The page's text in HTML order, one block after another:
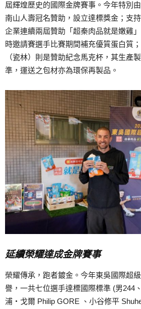
屆輝煌歷史的國際金牌賽事。今年特別
南山人壽冠名贊助，設立達標獎金；支
企業連續兩屆贊助「超秦肉品就是嫩雞
時邀請賽選手比賽期間補充優質蛋白質
（瓷林）則是贊助紀念馬克杯，其生產
準，運送之包材亦為環保再製品。
延續榮耀達成金牌賽事
榮耀傳承，跑者鍍金。今年東吳國際超
譽，一共七位選手達標國際標準 (男244
浦‧戈爾 Philip GORE 、小谷修平